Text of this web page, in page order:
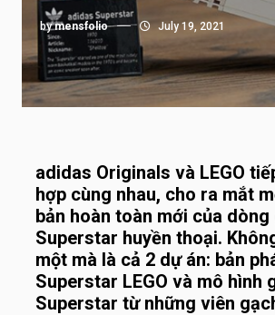
bymensfolio July 19, 2021
adidas Originals và LEGO
hợp cùng nhau, cho ra mắt
bản hoàn toàn mới của dòng
Superstar huyền thoại.
một mà là cả 2 dự án: bản
Superstar LEGO và mô hình
Superstar từ những viên